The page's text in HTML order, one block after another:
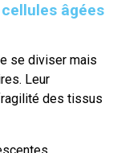
âgées
se diviser mais
Leur
des tissus